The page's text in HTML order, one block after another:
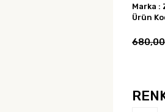
Marka :